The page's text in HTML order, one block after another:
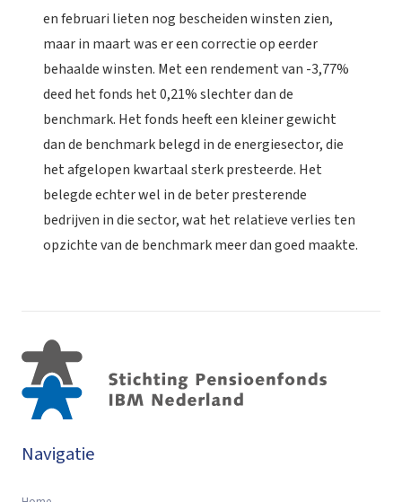
en februari lieten nog bescheiden winsten zien,
maar in maart was er een correctie op eerder
behaalde winsten. Met een rendement van -3,77%
deed het fonds het 0,21% slechter dan de
benchmark. Het fonds heeft een kleiner gewicht
dan de benchmark belegd in de energiesector, die
het afgelopen kwartaal sterk presteerde. Het
belegde echter wel in de beter presterende
bedrijven in die sector, wat het relatieve verlies ten
opzichte van de benchmark meer dan goed maakte.
Navigatie